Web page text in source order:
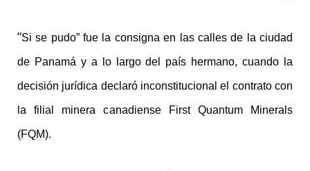
“Si se pudo” fue la consigna en las calles de la ciudad
de Panamá y a lo largo del país hermano, cuando la
decisión jurídica declaró inconstitucional el contrato con
la filial minera canadiense First Quantum Minerals
(FQM).